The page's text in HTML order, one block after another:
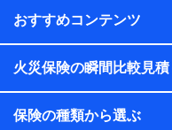
析して、お客さまの趣味
各種セミナーの開催のた
コンサルティングサービ
アンケートやキャンペー
上記に係る案内・手続き
おすすめコンテンツ
火災保険の瞬間比較見積
保険の種類から選ぶ